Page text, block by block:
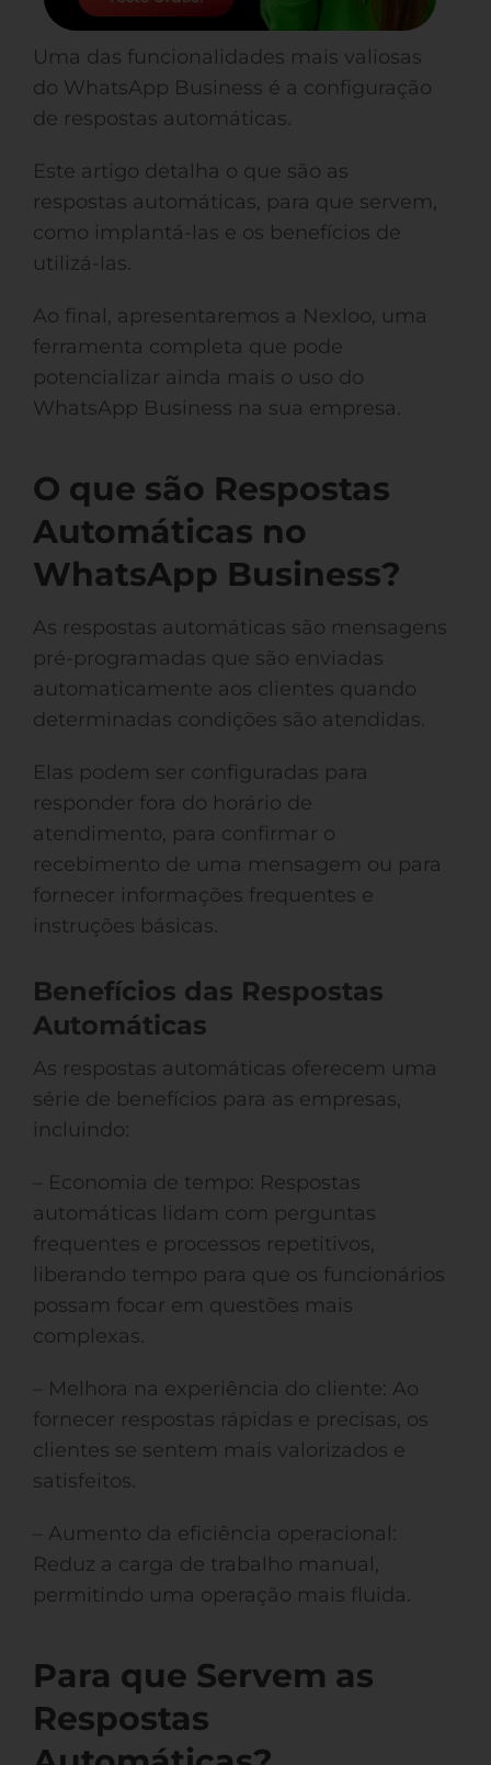
Uma das funcionalidades mais valiosas
do WhatsApp Business é a configuração
de respostas automáticas.
Este artigo detalha o que são as
respostas automáticas, para que servem,
como implantá-las e os benefícios de
utilizá-las.
Ao final, apresentaremos a Nexloo, uma
ferramenta completa que pode
potencializar ainda mais o uso do
WhatsApp Business na sua empresa.
O que são Respostas
Automáticas no
WhatsApp Business?
As respostas automáticas são mensagens
pré-programadas que são enviadas
automaticamente aos clientes quando
determinadas condições são atendidas.
Elas podem ser configuradas para
responder fora do horário de
atendimento, para confirmar o
recebimento de uma mensagem ou para
fornecer informações frequentes e
instruções básicas.
Benefícios das Respostas
Automáticas
As respostas automáticas oferecem uma
série de benefícios para as empresas,
incluindo:
– Economia de tempo: Respostas
automáticas lidam com perguntas
frequentes e processos repetitivos,
liberando tempo para que os funcionários
possam focar em questões mais
complexas.
– Melhora na experiência do cliente: Ao
fornecer respostas rápidas e precisas, os
clientes se sentem mais valorizados e
satisfeitos.
– Aumento da eficiência operacional:
Reduz a carga de trabalho manual,
permitindo uma operação mais fluida.
Para que Servem as
Respostas